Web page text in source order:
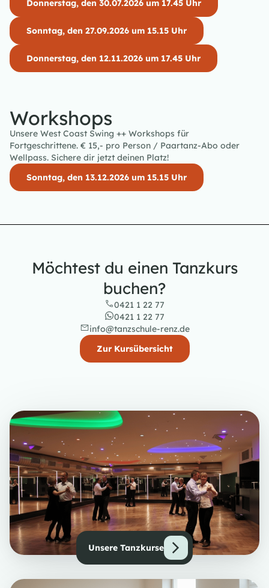
Donnerstag, den 30.07.2026 um 17.45 Uhr
Sonntag, den 27.09.2026 um 15.15 Uhr
Donnerstag, den 12.11.2026 um 17.45 Uhr
Workshops
Unsere West Coast Swing ++ Workshops für
Fortgeschrittene. € 15,- pro Person / Paartanz-Abo oder
Wellpass. Sichere dir jetzt deinen Platz!
Sonntag, den 13.12.2026 um 15.15 Uhr
Möchtest du einen Tanzkurs
buchen?
0421 1 22 77
0421 1 22 77
info@tanzschule-renz.de
Zur Kursübersicht
Unsere Tanzkurse